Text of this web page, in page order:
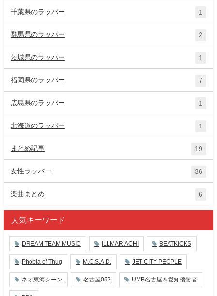
千葉県のラッパー 1
群馬県のラッパー 2
茨城県のラッパー 1
福岡県のラッパー 7
広島県のラッパー 1
北海道のラッパー 1
まとめ記事 19
女性ラッパー 36
楽曲まとめ 6
人気キーワード
DREAM TEAM MUSIC ILLMARIACHI BEATKICKS
Phobia of Thug M.O.S.A.D. JET CITY PEOPLE
ネオ東海シーン 名古屋052 UMB名古屋＆愛知優勝者